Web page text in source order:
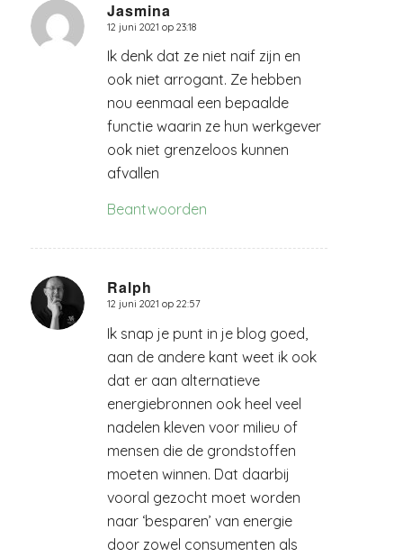
Jasmina
zegt:
12 juni 2021 op 23:18
Ik denk dat ze niet naif zijn en
ook niet arrogant. Ze hebben
nou eenmaal een bepaalde
functie waarin ze hun werkgever
ook niet grenzeloos kunnen
afvallen
Beantwoorden
Ralph
zegt:
12 juni 2021 op 22:57
Ik snap je punt in je blog goed,
aan de andere kant weet ik ook
dat er aan alternatieve
energiebronnen ook heel veel
nadelen kleven voor milieu of
mensen die de grondstoffen
moeten winnen. Dat daarbij
vooral gezocht moet worden
naar ‘besparen’ van energie
door zowel consumenten als